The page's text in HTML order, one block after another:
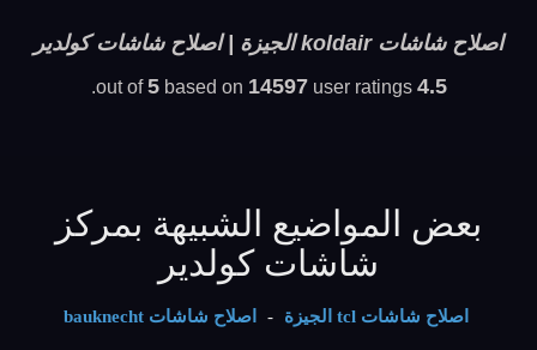
اصلاح شاشات koldair الجيزة | اصلاح شاشات كولدير
4.5
out of
5based on 14597user ratings.
بعض المواضيع الشبيهة بمركز
شاشات كولدير
اصلاح شاشات tcl الجيزة - اصلاح شاشات bauknecht